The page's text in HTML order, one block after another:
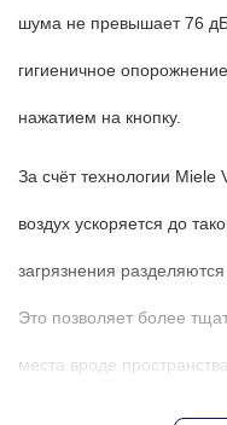
шума не превышает 76
гигиеничное
нажатием на кнопку.
За счёт технологии
воздух ускоряется до
загрязнения
Это позволяет более
места вроде